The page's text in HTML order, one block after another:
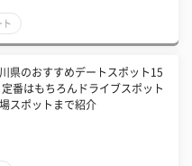
ト
県のおすすめデートスポット15
定番はもちろんドライブスポット
スポットまで紹介